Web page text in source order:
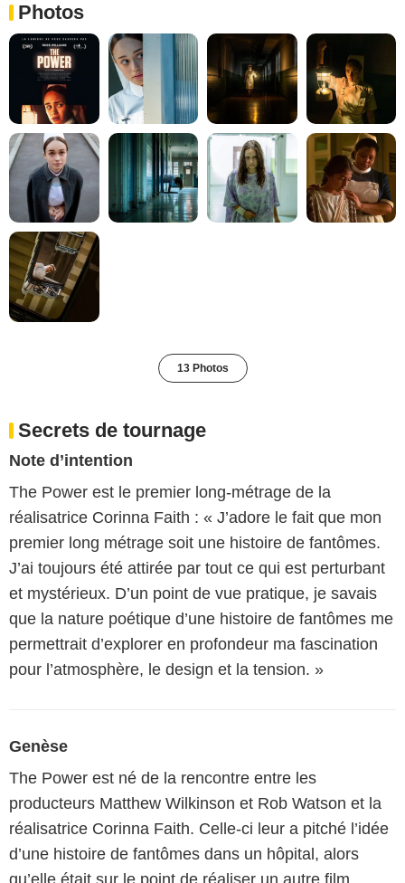
Photos
13 Photos
Secrets de tournage
Note d’intention
The Power est le premier long-métrage de la
réalisatrice Corinna Faith : « J’adore le fait que mon
premier long métrage soit une histoire de fantômes.
J’ai toujours été attirée par tout ce qui est perturbant
et mystérieux. D’un point de vue pratique, je savais
que la nature poétique d’une histoire de fantômes me
permettrait d’explorer en profondeur ma fascination
pour l’atmosphère, le design et la tension. »
Genèse
The Power est né de la rencontre entre les
producteurs Matthew Wilkinson et Rob Watson et la
réalisatrice Corinna Faith. Celle-ci leur a pitché l’idée
d’une histoire de fantômes dans un hôpital, alors
qu’elle était sur le point de réaliser un autre film